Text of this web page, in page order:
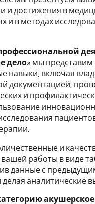
и достижения в
и в методах
дело» мы
навыки, включая
документацией,
и
и
вашей работы в виде
данные с
аналитические